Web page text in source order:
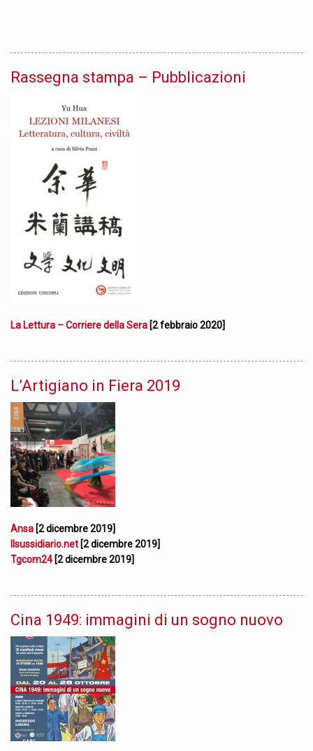
Rassegna stampa – Pubblicazioni
La Lettura – Corriere della Sera [2 febbraio 2020]
L’Artigiano in Fiera 2019
Ansa [2 dicembre 2019]
Ilsussidiario.net [2 dicembre 2019]
Tgcom24 [2 dicembre 2019]
Cina 1949: immagini di un sogno nuovo